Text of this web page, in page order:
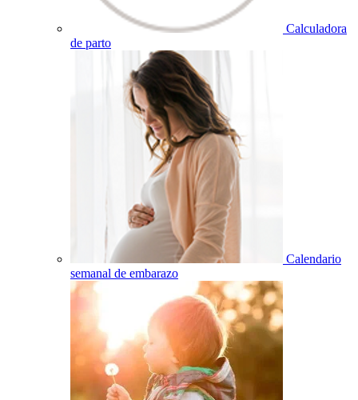
Calculadora
de parto
Calendario
semanal de embarazo